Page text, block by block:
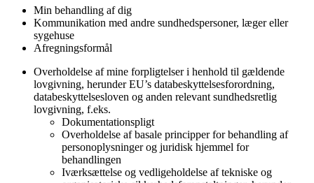
Min behandling af dig
Kommunikation med andre sundhedspersoner, læger eller
sygehuse
Afregningsformål
Overholdelse af mine forpligtelser i henhold til gældende
lovgivning, herunder EU’s databeskyttelsesforordning,
databeskyttelsesloven og anden relevant sundhedsretlig
lovgivning, f.eks.
Dokumentationspligt
Overholdelse af basale principper for behandling af
personoplysninger og juridisk hjemmel for
behandlingen
Iværksættelse og vedligeholdelse af tekniske og